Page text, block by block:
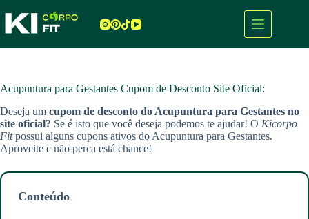
para
Acupuntura para Gestantes Cupom de Desconto Site Oficial:
Deseja um cupom de desconto do Acupuntura para Gestantes no
site oficial? Se é isto que você deseja podemos te ajudar! O Kicorpo
Fitpossui alguns cupons ativos do Acupuntura para Gestantes.
Aproveite e não perca está chance!
Conteúdo